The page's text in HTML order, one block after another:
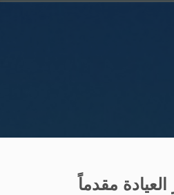
مقدماً